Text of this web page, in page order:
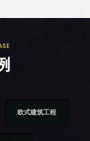
欧式建筑工程